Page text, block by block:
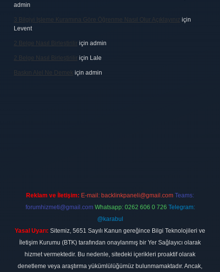
admin
3 Bilgiyi Işleme Kuramına Göre Öğrenme Nasıl Olur Açıklayınız için
Levent
2 Belge Nasıl Birleştirilir için admin
2 Belge Nasıl Birleştirilir için Lale
Baskın Alel Ne Demek için admin
Reklam ve İletişim: E-mail: backlinkpaneli@gmail.com Teams:
forumhizmeti@gmail.com Whatsapp: 0262 606 0 726 Telegram:
@karabul
Yasal Uyarı: Sitemiz, 5651 Sayılı Kanun gereğince Bilgi Teknolojileri ve
İletişim Kurumu (BTK) tarafından onaylanmış bir Yer Sağlayıcı olarak
hizmet vermektedir. Bu nedenle, sitedeki içerikleri proaktif olarak
denetleme veya araştırma yükümlülüğümüz bulunmamaktadır. Ancak,